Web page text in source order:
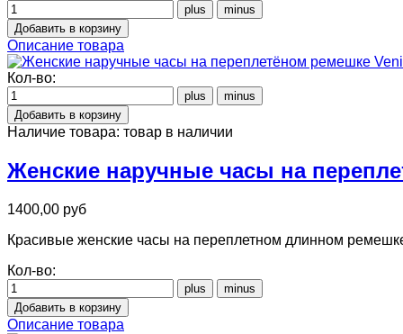
Описание товара
Кол-во:
Наличие товара: товар в наличии
Женские наручные часы на
1400,00 руб
Красивые женские часы на переплетном длинном
Кол-во:
Описание товара